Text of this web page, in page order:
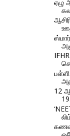
ஏழு
12